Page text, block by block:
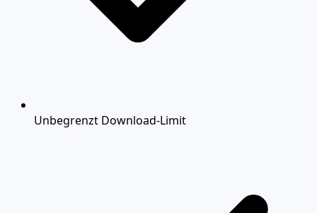
Unbegrenzt Download-Limit